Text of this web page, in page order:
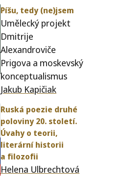
Píšu, tedy (ne)jsem
Umělecký projekt
Dmitrije
Alexandroviče
Prigova a moskevský
konceptualismus
Jakub Kapičiak
Ruská poezie druhé
poloviny 20. sto­letí.
Úvahy o teorii,
literární his­torii
a filozofii
Helena Ulbrechtová